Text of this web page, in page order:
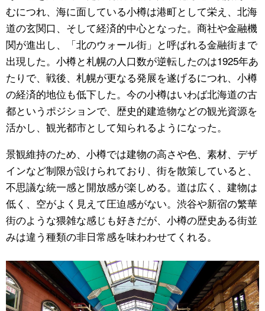
むにつれ、海に面している小樽は港町として栄え、北海
道の玄関口、そして経済的中心となった。商社や金融機
関が進出し、「北のウォール街」と呼ばれる金融街まで
出現した。小樽と札幌の人口数が逆転したのは1925年あ
たりで、戦後、札幌が更なる発展を遂げるにつれ、小樽
の経済的地位も低下した。今の小樽はいわば北海道の古
都というポジションで、歴史的建造物などの観光資源を
活かし、観光都市として知られるようになった。
景観維持のため、小樽では建物の高さや色、素材、デザ
インなど制限が設けられており、街を散策していると、
不思議な統一感と開放感が楽しめる。道は広く、建物は
低く、空がよく見えて圧迫感がない。渋谷や新宿の繁華
街のような猥雑な感じも好きだが、小樽の歴史ある街並
みは違う種類の非日常感を味わわせてくれる。